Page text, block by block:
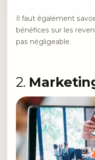
Il faut également
bénéfices sur les
pas négligeable.
2.